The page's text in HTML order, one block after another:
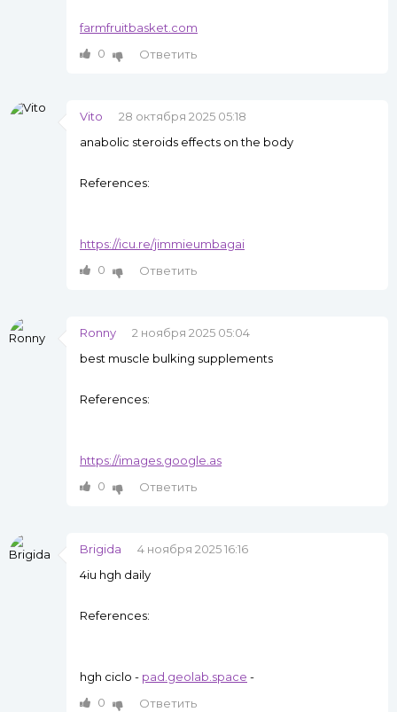
farmfruitbasket.com
0
Ответить
Vito
28 октября 2025 05:18
anabolic steroids effects on the body
References:
https://icu.re/jimmieumbagai
0
Ответить
Ronny
2 ноября 2025 05:04
best muscle bulking supplements
References:
https://images.google.as
0
Ответить
Brigida
4 ноября 2025 16:16
4iu hgh daily
References:
hgh ciclo - pad.geolab.space -
0
Ответить